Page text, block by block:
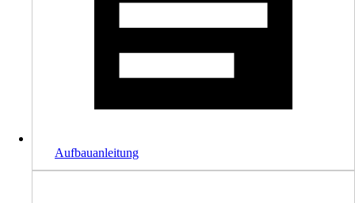
Aufbauanleitung